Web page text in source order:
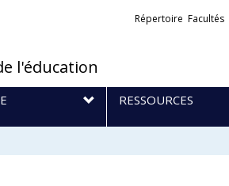
l'éducation
Liens
Répertoire Facultés
RESSOURCES